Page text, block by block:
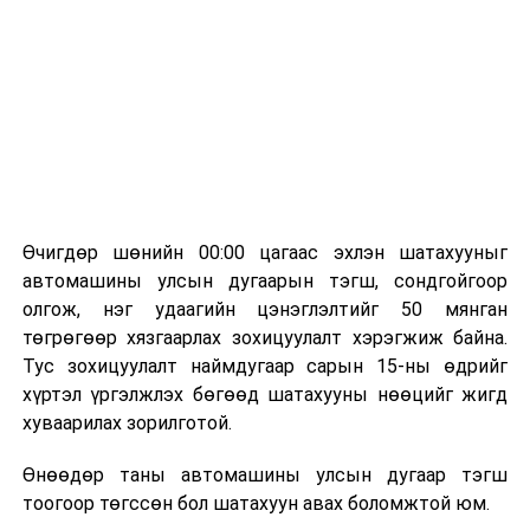
Нөөцийн махыг цахим системд бүртгэснээр мах
бэлтгэлийн явц, нөөцийн үлдэгдэл ил тод болно. Мөн
хөнгөлөлттэй зээлийг зориулалтын бусаар ашиглах
явдлыг таслан зогсоох, хүртээмжийг нэмэгдүүлэх,
өрсөлдөөнийг бий болгох боломжтой гэж үзжээ.
малчид системээр дамжуулан бүтээгдэхүүнээ
эцсийн хэрэглэгчид борлуулах боломж бүрдэх юм.
Өчигдөр шөнийн 00:00 цагаас эхлэн шатахууныг
автомашины улсын дугаарын тэгш, сондгойгоор
олгож, нэг удаагийн цэнэглэлтийг 50 мянган
төгрөгөөр хязгаарлах зохицуулалт хэрэгжиж байна.
Тус зохицуулалт наймдугаар сарын 15-ны өдрийг
хүртэл үргэлжлэх бөгөөд шатахууны нөөцийг жигд
хуваарилах зорилготой.
Өнөөдөр таны автомашины улсын дугаар тэгш
тоогоор төгссөн бол шатахуун авах боломжтой юм.